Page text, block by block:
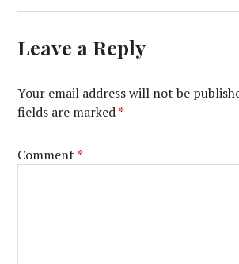
Leave a Reply
Your email address will not be
fields are marked*
Comment*